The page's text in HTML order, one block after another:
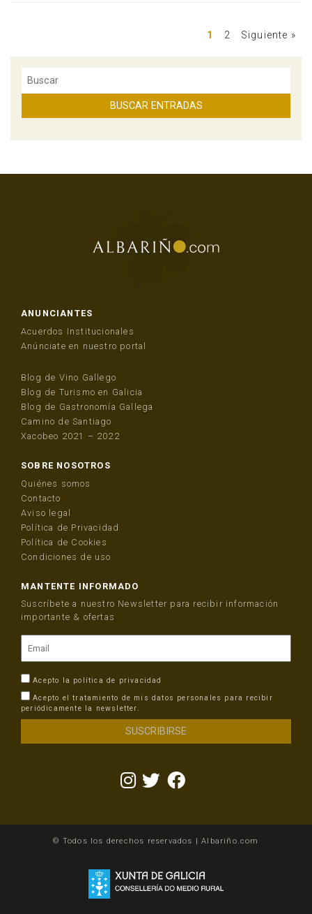
1 2 Siguiente »
ANUNCIANTES
Acuerdos Institucionales
Anúnciate en nuestro portal
Blog de Vino Gallego
Blog de Turismo en Galicia
Blog de Gastronomía Gallega
Camino de Santiago
Xacobeo 2021 – 2022
SOBRE NOSOTROS
Quiénes somos
Contacto
Aviso legal
Política de Privacidad
Política de Cookies
Condiciones de uso
MANTENTE INFORMADO
Suscríbete a nuestro Newsletter para recibir información
importante & ofertas
Acepto la política de privacidad
Acepto el tratamiento de mis datos personales para recibir
periódicamente la newsletter.
© Todos los derechos reservados | Albariño.com